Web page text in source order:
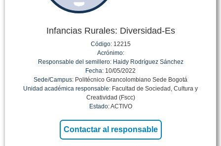
Infancias Rurales: Diversidad-Es
Código:12215
Acrónimo:
Responsable del semillero: Haidy Rodríguez Sánchez
Fecha: 10/05/2022
Sede/Campus: Politécnico Grancolombiano Sede Bogotá
Unidad académica responsable: Facultad de Sociedad, Cultura y
Creatividad (Fscc)
Estado:ACTIVO